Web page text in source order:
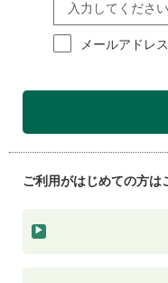
メールアドレ
ご利用がはじめての方は